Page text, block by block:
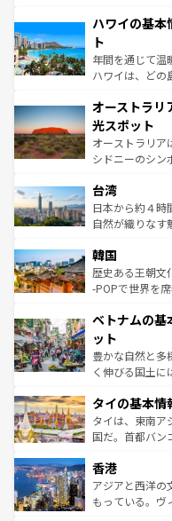
着のスイス情報
のような巨大都
ンメントが詰ま
西部には大自然
ストーン国立
文化が魅力。旅
しみながら、そ
るだろう。車で
ならではの贅沢な旅のス
情報は コンテン
ハワイの基本
ト
年間を通じて温
ハワイは、どの
ワイ島は見逃せ
島だが、静かな
おすすめ。エメ
文化や歴史が息
人々、おいしい
ク、伝統的なフ
っている。訪れ
はコンテンツ一覧
オーストラリ
光スポット
オーストラリア
シドニーのシン
リアリーフや大
ク）、タスマニ
ど、見どころが
いる。アクティ
ビング、ハイキ
い。オーストラ
参照してほしい
台湾
日本から約４時
自然が織りなす
ン）、静ひつな
と山間の静けさ
驚きをもたらし
容にもいいと評
照してほしい。
韓国
歴史ある王朝文
-POPで世界を
き、地方に足を
できる。そして
まで、さまざま
らではのナイ
覧 を参照してほ
ベトナムの基
ット
豊かな自然と多
く伸びる国土に
急速な発展と共
ーチミン市のフ
醸し出している
とつ。フォーや
ひ現地で味わい
が旅行者を迎え
タイの基本情
タイは、東南ア
国だ。首都バン
の活気が交差し
帯で自然と触れ
いビーチでリゾ
香港
アジアと西洋の
もっている。ヴ